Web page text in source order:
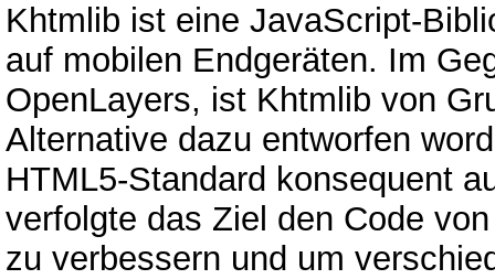
Khtmlib ist eine JavaScript-
auf mobilen Endgeräten. Im
OpenLayers, ist Khtmlib von
Alternative dazu entworfen
HTML5-Standard konsequent
verfolgte das Ziel den Code
zu verbessern und um